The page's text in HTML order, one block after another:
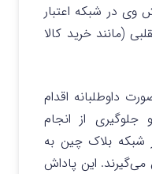
وی در شبکه اعتبار
(مانند خرید کالا
داوطلبانه اقدام
از انجام
شبکه بلاک چین به
این پاداش